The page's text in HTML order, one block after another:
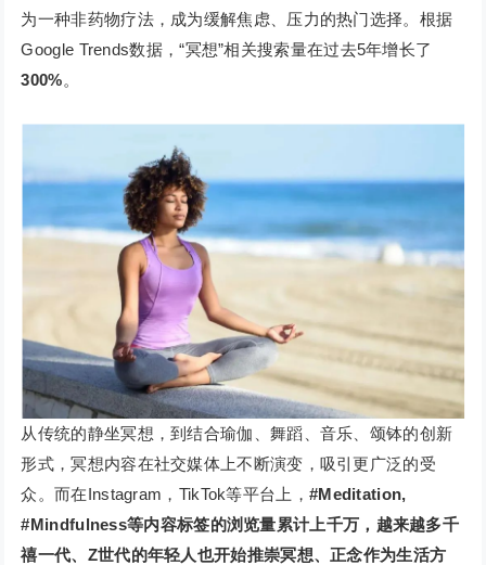
为一种非药物疗法，成为缓解焦虑、压力的热门选择。根据
Google Trends数据，“冥想”相关搜索量在过去5年增长了
300%。
从传统的静坐冥想，到结合瑜伽、舞蹈、音乐、颂钵的创新
形式，冥想内容在社交媒体上不断演变，吸引更广泛的受
众。而在Instagram，TikTok等平台上， #Meditation,
#Mindfulness等内容标签的浏览量累计上千万，越来越多千
禧一代、Z世代的年轻人也开始推崇冥想、正念作为生活方